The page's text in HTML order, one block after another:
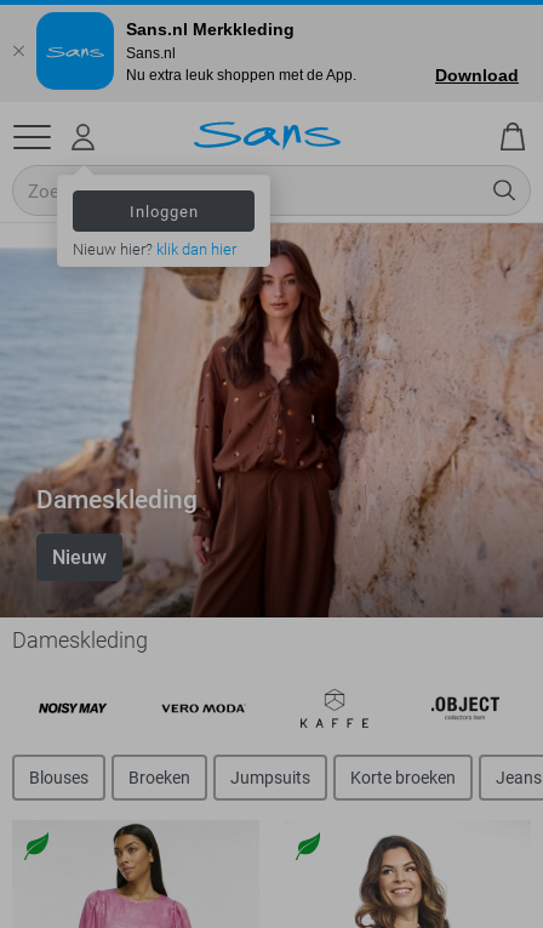
Inloggen
Nieuw hier? klik dan hier
Dameskleding
Nieuw
Dameskleding
Blouses Broeken Jumpsuits Korte broeken Jeans
Sans.nl Merkkleding
Sans.nl
Nu extra leuk shoppen met de App.
Download